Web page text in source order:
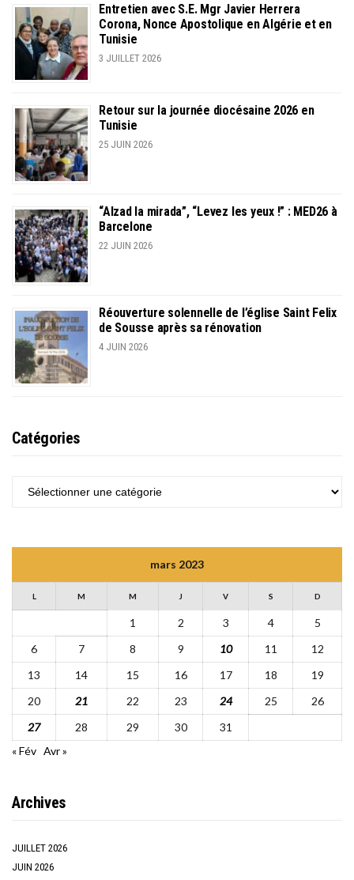
Entretien avec S.E. Mgr Javier Herrera
Corona, Nonce Apostolique en Algérie et en
Tunisie
3 JUILLET 2026
Retour sur la journée diocésaine 2026 en
Tunisie
25 JUIN 2026
“Alzad la mirada”, “Levez les yeux !” : MED26 à
Barcelone
22 JUIN 2026
Réouverture solennelle de l’église Saint Felix
de Sousse après sa rénovation
4 JUIN 2026
Catégories
CATÉGORIES
mars 2023
L M M J V S D
1 2 3 4
5
6
7 8 9 10 11
12
13
14 15 16 17 18
19
20
21 22 23 24 25
26
27
28 29 30
31
« Fév Avr »
Archives
JUILLET 2026
JUIN 2026